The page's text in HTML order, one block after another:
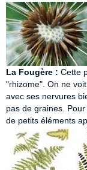
La Fougère : Cette
"rhizome". On ne
avec ses nervures
pas de graines.
de petits éléments